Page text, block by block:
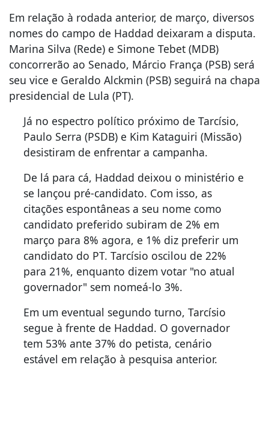
Em relação à rodada anterior, de março, diversos
nomes do campo de Haddad deixaram a disputa.
Marina Silva (Rede) e Simone Tebet (MDB)
concorrerão ao Senado, Márcio França (PSB) será
seu vice e Geraldo Alckmin (PSB) seguirá na chapa
presidencial de Lula (PT).
Já no espectro político próximo de Tarcísio,
Paulo Serra (PSDB) e Kim Kataguiri (Missão)
desistiram de enfrentar a campanha.
De lá para cá, Haddad deixou o ministério e
se lançou pré-candidato. Com isso, as
citações espontâneas a seu nome como
candidato preferido subiram de 2% em
março para 8% agora, e 1% diz preferir um
candidato do PT. Tarcísio oscilou de 22%
para 21%, enquanto dizem votar "no atual
governador" sem nomeá-lo 3%.
Em um eventual segundo turno, Tarcísio
segue à frente de Haddad. O governador
tem 53% ante 37% do petista, cenário
estável em relação à pesquisa anterior.